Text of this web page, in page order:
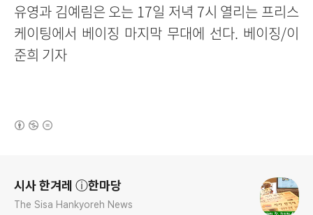
유영과 김예림은 오는 17일 저녁 7시 열리는 프리스
케이팅에서 베이징 마지막 무대에 선다. 베이징/이
준희 기자
시사 한겨레 ⓘ한마당
The Sisa Hankyoreh News